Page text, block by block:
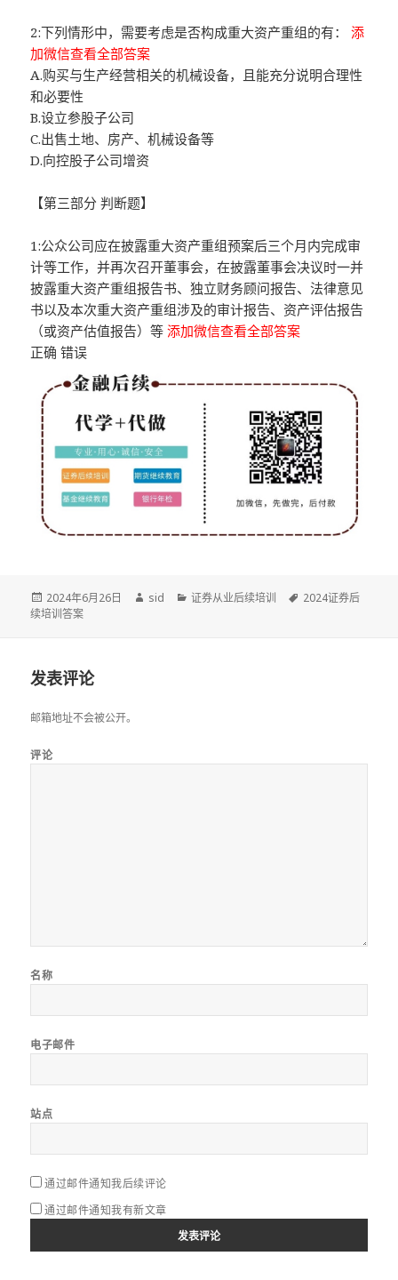
2:下列情形中，需要考虑是否构成重大资产重组的有：添
加微信查看全部答案
A.购买与生产经营相关的机械设备，且能充分说明合理性
和必要性
B.设立参股子公司
C.出售土地、房产、机械设备等
D.向控股子公司增资
【第三部分 判断题】
1:公众公司应在披露重大资产重组预案后三个月内完成审
计等工作，并再次召开董事会，在披露董事会决议时一并
披露重大资产重组报告书、独立财务顾问报告、法律意见
书以及本次重大资产重组涉及的审计报告、资产评估报告
（或资产估值报告）等添加微信查看全部答案
正确 错误
发
布
2024年6月26日
作
sid
分
证券从业后续培训
标
2024证券后
续培训答案
发表评论
邮箱地址不会被公开。
评论
名称
电子邮件
站点
通过邮件通知我后续评论
通过邮件通知我有新文章